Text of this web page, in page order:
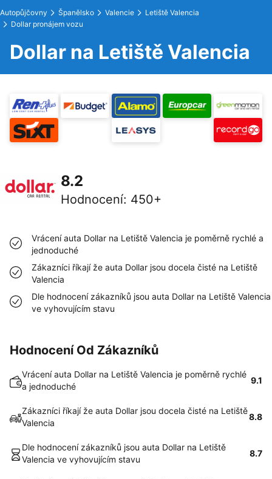
Autopůjčovny Španělsko Valencie
Letiště Valencia
Dollar pronájem vozu
Dollar na Letiště Valencia
8.2
Hodnocení: 450+
Vrácení auta Dollar na Letiště Valencia je poměrně rychlé a
jednoduché
Zákazníci říkají že auta Dollar jsou docela čisté na Letiště
Valencia
Dle hodnocení zákazníků jsou auta Dollar na Letiště Valencia
ve vyhovujícím stavu
Hodnocení Od Zákazníků
Vrácení auta Dollar na Letiště Valencia je poměrně rychlé
a jednoduché
9.1
Zákazníci říkají že auta Dollar jsou docela čisté na Letiště
Valencia
8.8
Dle hodnocení zákazníků jsou auta Dollar na Letiště
Valencia ve vyhovujícím stavu
8.7